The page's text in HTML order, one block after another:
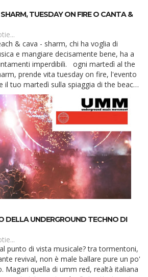
TUESDAY ON FIRE O CANTA &
e mangiare decisamente bene, ha a
ogni martedì al the
prende vita tuesday on fire, l'evento
il tuo martedì sulla spiaggia di the beach.
DELLA UNDERGROUND TECHNO DI
revival, non è male ballare pure un po'
Magari quella di umm red, realtà italiana